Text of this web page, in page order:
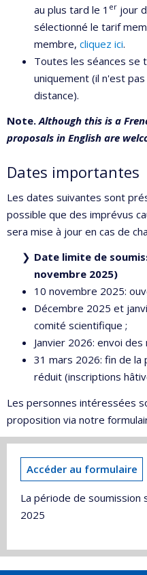
au plus tard le 1 er jour
sélectionné le tarif
membre, cliquez ici.
Toutes les séances se
uniquement (il n'est
distance).
Note.Although this is a
proposals in English are
Dates importantes
Les dates suivantes sont
possible que des imprévus
sera mise à jour en cas de
Date limite de
novembre 2025)
10 novembre 2025:
Décembre 2025 et
comité scientifique ;
Janvier 2026: envoi
31 mars 2026: fin de la
réduit (inscriptions
Les personnes intéressées
proposition via notre
Accéder au formulaire
La période de
2025